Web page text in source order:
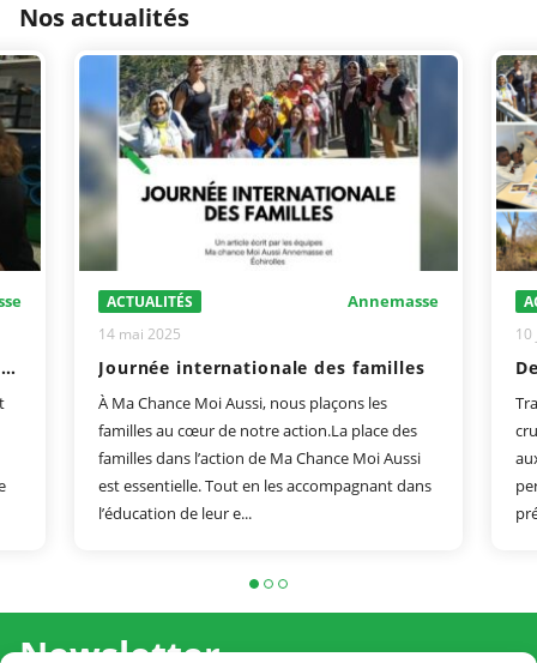
Nos actualités
L'égalité filles-garçons à Ma Chance Moi Aussi
ACTUALITÉS Annemasse
14 mai 2025
Journée internationale des familles
À Ma Chance Moi Aussi, nous plaçons les
familles au cœur de notre action.La place des
familles dans l’action de Ma Chance Moi Aussi
est essentielle. Tout en les accompagnant dans
l’éducation de leur e...
10